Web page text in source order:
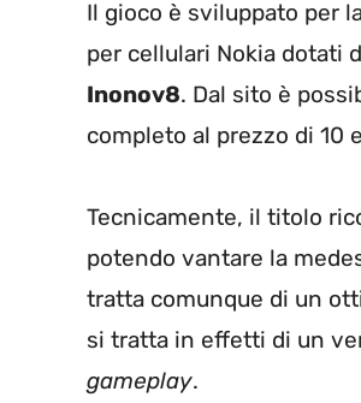
Il gioco è sviluppato per
per cellulari Nokia dotati
Inonov8. Dal sito è
completo al prezzo di 10
Tecnicamente, il titolo
potendo vantare la
tratta comunque di un
si tratta in effetti di un
gameplay.